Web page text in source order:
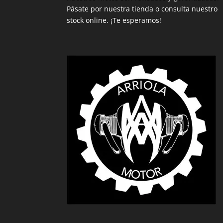
Pásate por nuestra tienda o consulta nuestro
stock online. ¡Te esperamos!